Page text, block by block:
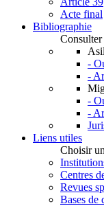
Acte final
Bibliographie
-
-
-
-
Liens utiles
Choisir
Centres
Revues
Bases de